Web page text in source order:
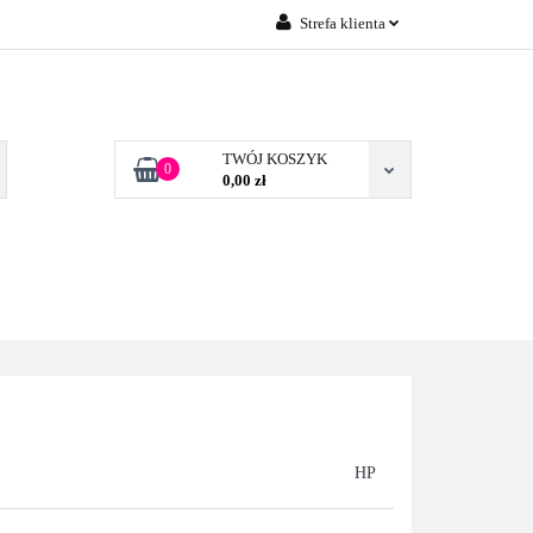
Strefa klienta
Dodaj zgłoszenie
0
TWÓJ KOSZYK
0,00 zł
HP